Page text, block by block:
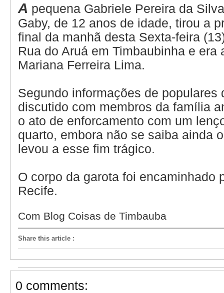
A pequena Gabriele Pereira da
Gaby, de 12 anos de idade, tirou a
final da manhã desta Sexta-feira
Rua do Aruá em Timbaubinha e era
Mariana Ferreira Lima.
Segundo informações de populares
discutido com membros da família
o ato de enforcamento com um
quarto, embora não se saiba ainda
levou a esse fim trágico.
O corpo da garota foi encaminhado
Recife.
Com Blog Coisas de Timbauba
Share this article :
0 comments: